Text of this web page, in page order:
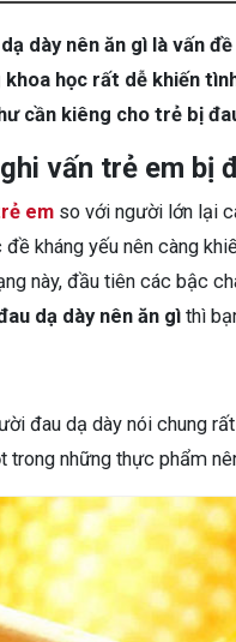
dày nên ăn gì là vấn
học rất dễ khiến
cần kiêng cho trẻ bị
vấn trẻ em bị
em so với người lớn lại
đề kháng yếu nên càng
này, đầu tiên các bậc
dạ dày nên ăn gì thì
đau dạ dày nói chung
trong những thực phẩm